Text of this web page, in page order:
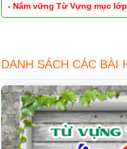
- Nắm vững Từ Vựng mục
DANH SÁCH CÁC BÀI